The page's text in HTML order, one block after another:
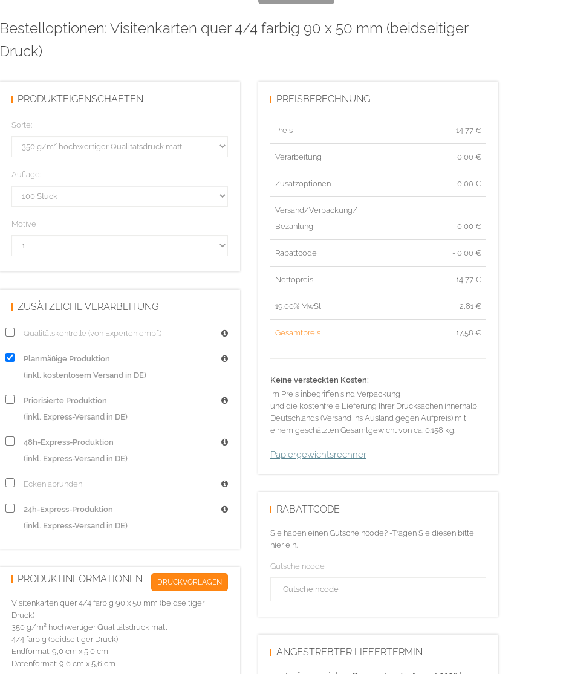
Bestelloptionen: Visitenkarten quer 4/4 farbig 90 x 50 mm (beidseitiger
Druck)
PRODUKTEIGENSCHAFTEN
Sorte:
Auflage:
Motive
ZUSÄTZLICHE VERARBEITUNG
Qualitätskontrolle (von Experten empf.)
Planmäßige Produktion
(inkl. kostenlosem Versand in DE)
Priorisierte Produktion
(inkl. Express-Versand in DE)
48h-Express-Produktion
(inkl. Express-Versand in DE)
Ecken abrunden
24h-Express-Produktion
(inkl. Express-Versand in DE)
PRODUKTINFORMATIONEN DRUCKVORLAGEN
Visitenkarten quer 4/4 farbig 90 x 50 mm (beidseitiger
Druck)
350 g/m² hochwertiger Qualitätsdruck matt
4/4 farbig (beidseitiger Druck)
Endformat: 9,0 cm x 5,0 cm
Datenformat: 9,6 cm x 5,6 cm
PREISBERECHNUNG
Preis 14,77 €
Verarbeitung 0,00 €
Zusatzoptionen 0,00 €
Versand/Verpackung/
Bezahlung
0,00 €
Rabattcode - 0,00 €
Nettopreis 14,77 €
19.00% MwSt 2,81 €
Gesamtpreis 17,58 €
Keine versteckten Kosten:
Im Preis inbegriffen sind Verpackung
und die kostenfreie Lieferung Ihrer Drucksachen innerhalb
Deutschlands (Versand ins Ausland gegen Aufpreis) mit
einem geschätzten Gesamtgewicht von ca. 0.158 kg.
Papiergewichtsrechner
RABATTCODE
Sie haben einen Gutscheincode? -Tragen Sie diesen bitte
hier ein.
Gutscheincode
ANGESTREBTER LIEFERTERMIN